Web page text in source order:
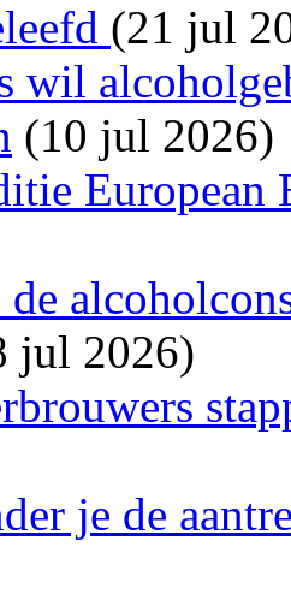
(21 jul
wil
(10 jul 2026)
European
jul 2026)
je de